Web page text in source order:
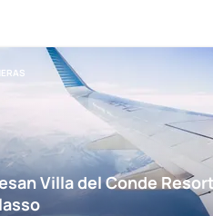
Villa del Conde